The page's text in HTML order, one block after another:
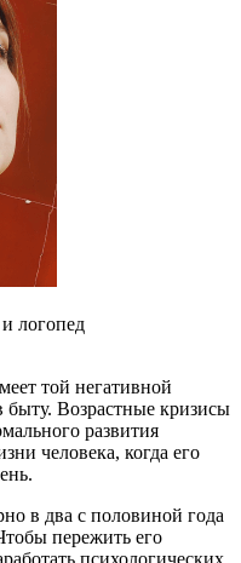
логопед
той негативной
Возрастные кризисы
развития
человека, когда его
в два с половиной года
пережить его